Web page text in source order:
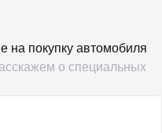
на покупку автомобиля
о специальных